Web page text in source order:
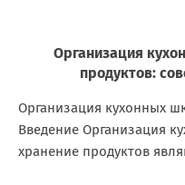
Организация
продуктов:
Организация кухонных
Введение Организация
хранение продуктов